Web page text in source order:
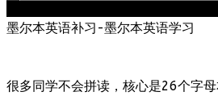
墨尔本英语补习-墨尔本英语学习
很多同学不会拼读，核心是26个字